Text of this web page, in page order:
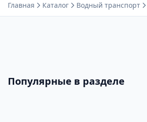
Главная Каталог Водный транспорт
Популярные в разделе